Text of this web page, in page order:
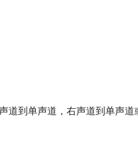
道到单声道，右声道到单声道